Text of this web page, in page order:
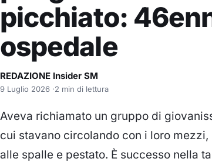
picchiato:
ospedale
REDAZIONE Insider SM
9 Luglio 2026 ·2 min di lettura
Aveva richiamato un gruppo di
cui stavano circolando con i loro
alle spalle e pestato. È successo nella